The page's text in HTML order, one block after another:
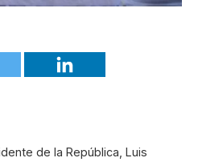
de la República, Luis